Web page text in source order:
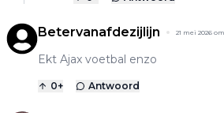
Betervanafdezijlijn 21 mei 2026
Ekt Ajax voetbal enzo
0+ Antwoord